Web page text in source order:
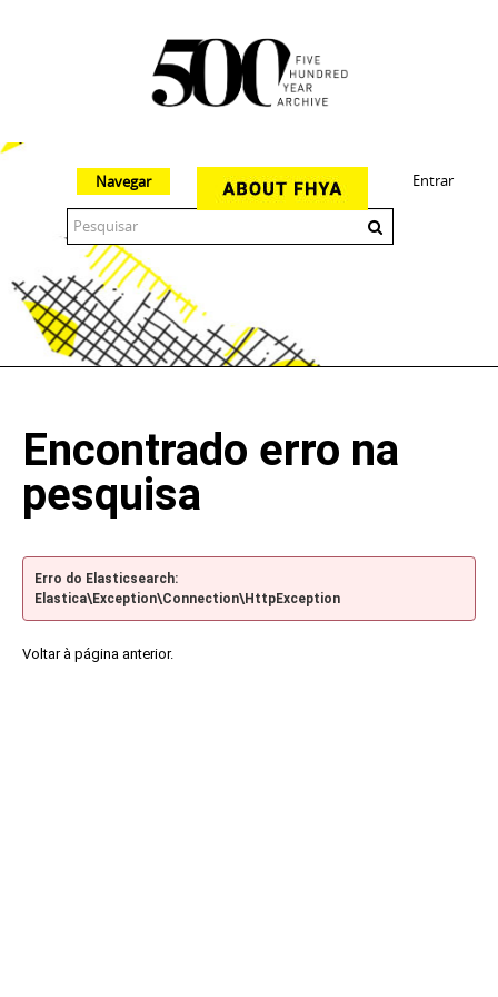
Entrar
Navegar
Encontrado erro na
pesquisa
Erro do Elasticsearch:
Elastica\Exception\Connection\HttpException
Voltar à página anterior.